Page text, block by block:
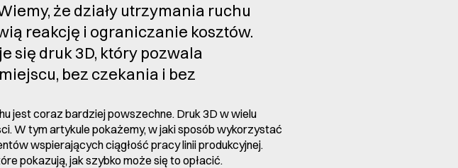
że działy utrzymania ruchu
reakcję i ograniczanie kosztów.
się druk 3D, który pozwala
bez czekania i bez
jest coraz bardziej powszechne. Druk 3D w wielu
W tym artykule pokażemy, w jaki sposób wykorzystać
wspierających ciągłość pracy linii produkcyjnej.
pokazują, jak szybko może się to opłacić.